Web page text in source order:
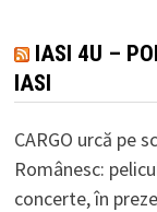
IASI 4U –
IASI
CARGO urcă pe
Românesc:
concerte, în